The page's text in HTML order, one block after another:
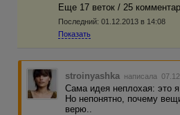
Еще 17 веток / 25
Последний: 01.12.2013 в 14:08
Показать
stroinyashka написала
Сама идея неплохая: это
Но непонятно, почему
верю..